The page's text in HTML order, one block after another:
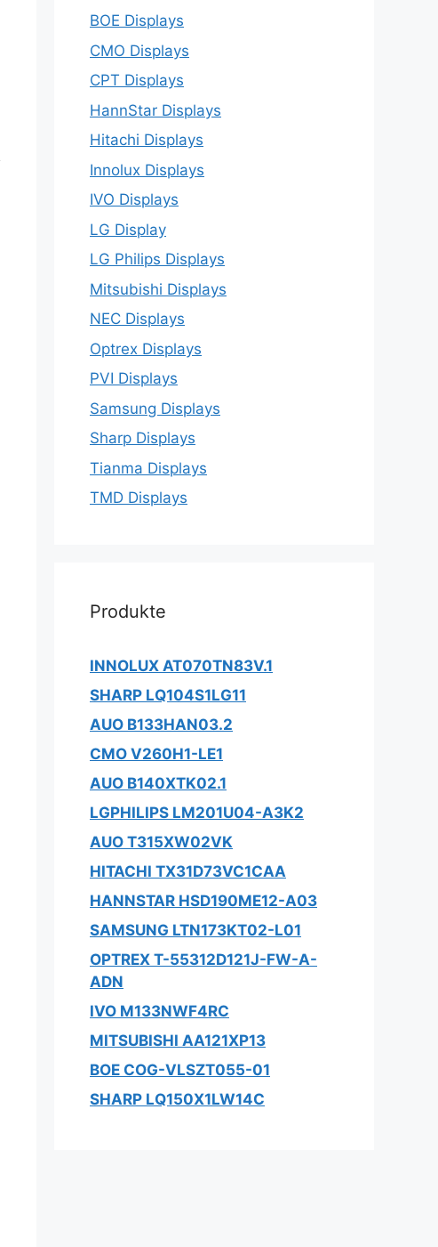
BOE Displays
CMO Displays
CPT Displays
HannStar Displays
Hitachi Displays
Innolux Displays
IVO Displays
LG Display
LG Philips Displays
Mitsubishi Displays
NEC Displays
Optrex Displays
PVI Displays
Samsung Displays
Sharp Displays
Tianma Displays
TMD Displays
Produkte
INNOLUX AT070TN83V.1
SHARP LQ104S1LG11
AUO B133HAN03.2
CMO V260H1-LE1
AUO B140XTK02.1
LGPHILIPS LM201U04-A3K2
AUO T315XW02VK
HITACHI TX31D73VC1CAA
HANNSTAR HSD190ME12-A03
SAMSUNG LTN173KT02-L01
OPTREX T-55312D121J-FW-A-
ADN
IVO M133NWF4RC
MITSUBISHI AA121XP13
BOE COG-VLSZT055-01
SHARP LQ150X1LW14C